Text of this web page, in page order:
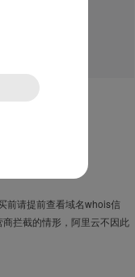
前请提前查看域名whois信
拦截的情形，阿里云不因此